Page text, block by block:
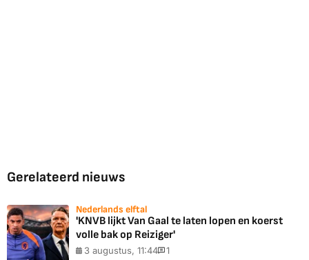
Gerelateerd nieuws
Nederlands elftal
'KNVB lijkt Van Gaal te laten lopen en koerst
volle bak op Reiziger'
3 augustus, 11:44 1